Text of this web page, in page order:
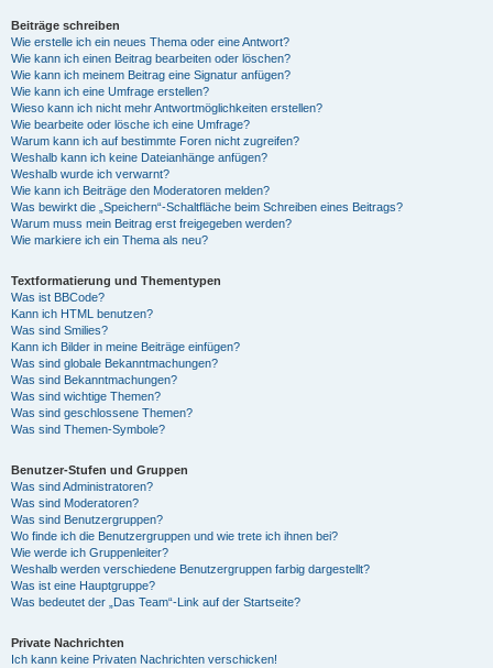
Beiträge schreiben
Wie erstelle ich ein neues Thema oder eine Antwort?
Wie kann ich einen Beitrag bearbeiten oder löschen?
Wie kann ich meinem Beitrag eine Signatur anfügen?
Wie kann ich eine Umfrage erstellen?
Wieso kann ich nicht mehr Antwortmöglichkeiten erstellen?
Wie bearbeite oder lösche ich eine Umfrage?
Warum kann ich auf bestimmte Foren nicht zugreifen?
Weshalb kann ich keine Dateianhänge anfügen?
Weshalb wurde ich verwarnt?
Wie kann ich Beiträge den Moderatoren melden?
Was bewirkt die „Speichern“-Schaltfläche beim Schreiben eines Beitrags?
Warum muss mein Beitrag erst freigegeben werden?
Wie markiere ich ein Thema als neu?
Textformatierung und Thementypen
Was ist BBCode?
Kann ich HTML benutzen?
Was sind Smilies?
Kann ich Bilder in meine Beiträge einfügen?
Was sind globale Bekanntmachungen?
Was sind Bekanntmachungen?
Was sind wichtige Themen?
Was sind geschlossene Themen?
Was sind Themen-Symbole?
Benutzer-Stufen und Gruppen
Was sind Administratoren?
Was sind Moderatoren?
Was sind Benutzergruppen?
Wo finde ich die Benutzergruppen und wie trete ich ihnen bei?
Wie werde ich Gruppenleiter?
Weshalb werden verschiedene Benutzergruppen farbig dargestellt?
Was ist eine Hauptgruppe?
Was bedeutet der „Das Team“-Link auf der Startseite?
Private Nachrichten
Ich kann keine Privaten Nachrichten verschicken!